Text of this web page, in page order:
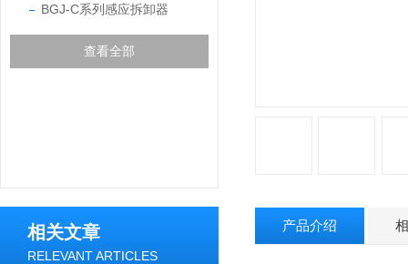
BGJ-C系列感应拆卸器
查看全部
相关文章
RELEVANT ARTICLES
产品介绍